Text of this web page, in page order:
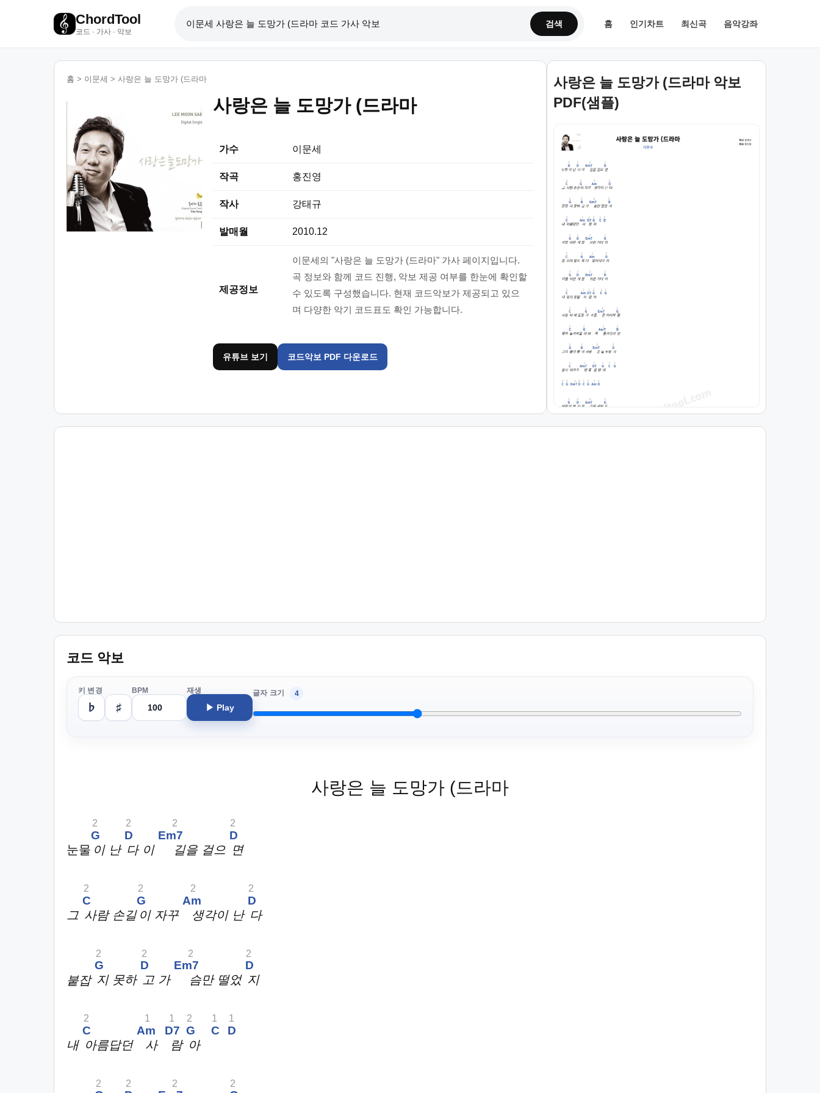
ChordTool
코드 · 가사 · 악보
검색 홈 인기차트 최신곡 음악강좌
홈 > 이문세 > 사랑은 늘 도망가 (드라마
사랑은 늘 도망가 (드라마
가수 이문세
작곡 홍진영
작사 강태규
발매월 2010.12
제공정보
이문세의 "사랑은 늘 도망가 (드라마" 가사 페이지입니다.
곡 정보와 함께 코드 진행, 악보 제공 여부를 한눈에 확인할
수 있도록 구성했습니다. 현재 코드악보가 제공되고 있으
며 다양한 악기 코드표도 확인 가능합니다.
유튜브 보기 코드악보 PDF 다운로드
사랑은 늘 도망가 (드라마 악보
PDF(샘플)
코드 악보
키 변경
♭ ♯
BPM 재생
▶ Play
글자 크기 4
사랑은 늘 도망가 (드라마
눈물
G
2
이 난
D
2
다 이
Em7
2
길을 걸으
D
2
면
그
C
2
사람 손길
G
2
이 자꾸
Am
2
생각이 난
D
2
다
붙잡
G
2
지 못하
D
2
고 가
Em7
2
슴만 떨었
D
2
지
내
C
2
아름답던
Am
1
사
D7
1
람
G
2
아
C
1
D
1
2 2 2 2